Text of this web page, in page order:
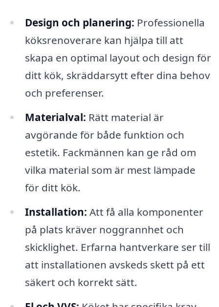
Design och planering: Professionella
köksrenoverare kan hjälpa till att
skapa en optimal layout och design för
ditt kök, skräddarsytt efter dina behov
och preferenser.
Materialval: Rätt material är
avgörande för både funktion och
estetik. Fackmännen kan ge råd om
vilka material som är mest lämpade
för ditt kök.
Installation: Att få alla komponenter
på plats kräver noggrannhet och
skicklighet. Erfarna hantverkare ser till
att installationen avskeds skett på ett
säkert och korrekt sätt.